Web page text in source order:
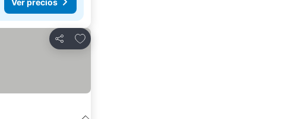
Compartir
Agregar a favoritos